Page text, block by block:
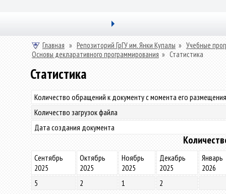
Главная » Репозиторий ГрГУ им. Янки Купалы » Учебные
Основы декларативного программирования » Статистика
Статистика
Количество обращений к документу с момента его
Количество загрузок файла
Дата создания документа
Сентябрь
2025
Октябрь
2025
Ноябрь
2025
Декабрь
2025
Январь
2026
5
2 1 2